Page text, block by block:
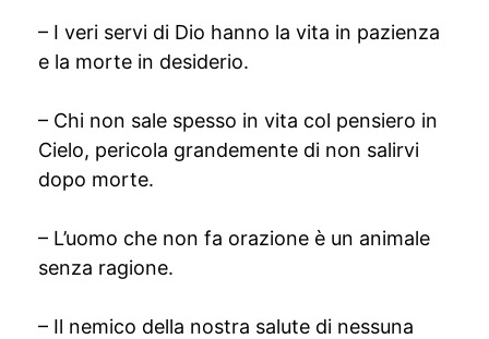
– I veri servi di Dio hanno la vita in pazienza
e la morte in desiderio.
– Chi non sale spesso in vita col pensiero in
Cielo, pericola grandemente di non salirvi
dopo morte.
– L’uomo che non fa orazione è un animale
senza ragione.
– Il nemico della nostra salute di nessuna